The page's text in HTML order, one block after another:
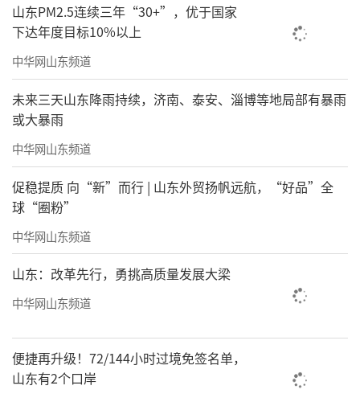
山东PM2.5连续三年“30+”，优于国家
下达年度目标10%以上
中华网山东频道
未来三天山东降雨持续，济南、泰安、淄博等地局部有暴雨
或大暴雨
中华网山东频道
促稳提质 向“新”而行 | 山东外贸扬帆远航，“好品”全
球“圈粉”
中华网山东频道
山东：改革先行，勇挑高质量发展大梁
中华网山东频道
便捷再升级！72/144小时过境免签名单，
山东有2个口岸